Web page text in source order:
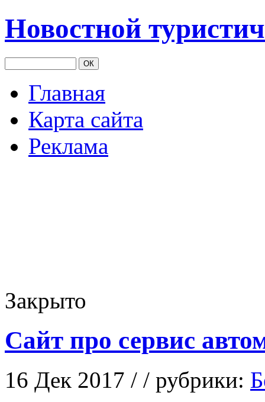
Новостной
Главная
Карта сайта
Реклама
Закрыто
Сайт про сервис
16 Дек 2017 / / рубрики: